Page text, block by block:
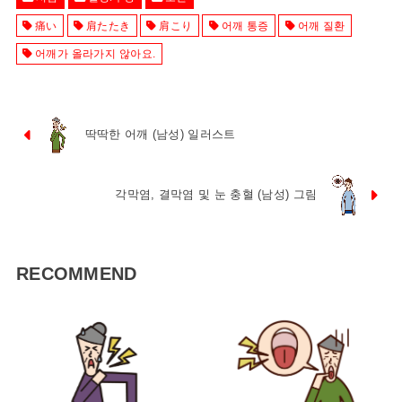
痛い 肩たたき 肩こり 어깨 통증 어깨 질환
어깨가 올라가지 않아요.
딱딱한 어깨 (남성) 일러스트
각막염, 결막염 및 눈 충혈 (남성) 그림
RECOMMEND